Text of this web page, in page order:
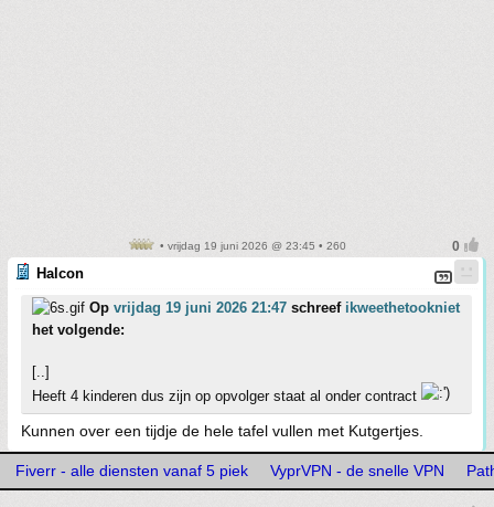
• vrijdag 19 juni 2026 @ 23:45 • 260
Halcon
Op vrijdag 19 juni 2026 21:47 schreef ikweethetookniet
het volgende:
[..]
Heeft 4 kinderen dus zijn op opvolger staat al onder contract
Kunnen over een tijdje de hele tafel vullen met Kutgertjes.
Fiverr - alle diensten vanaf 5 piek VyprVPN - de snelle VPN